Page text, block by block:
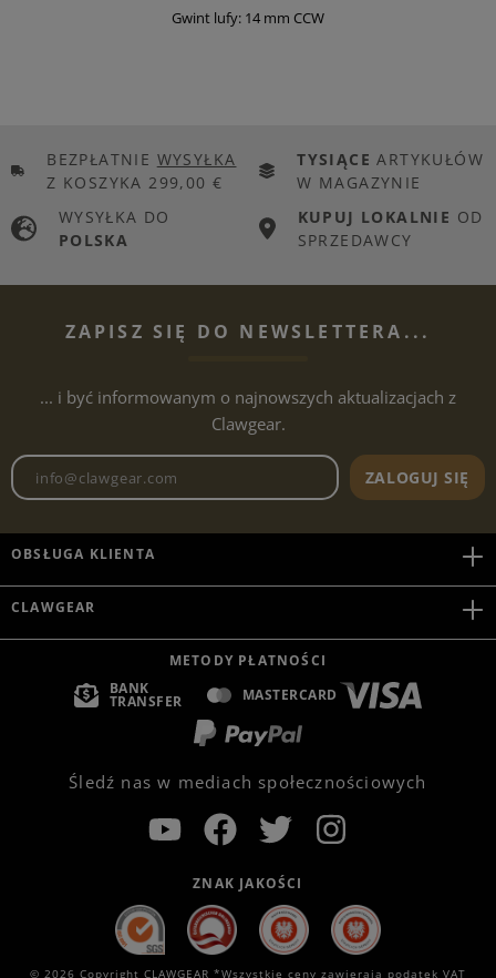
Gwint lufy: 14 mm CCW
BEZPŁATNIE WYSYŁKA
Z KOSZYKA 299,00 €
TYSIĄCE ARTYKUŁÓW
W MAGAZYNIE
WYSYŁKA DO
POLSKA
KUPUJ LOKALNIE OD
SPRZEDAWCY
ZAPISZ SIĘ DO NEWSLETTERA...
... i być informowanym o najnowszych aktualizacjach z
Clawgear.
Adres e-mailowy biuletynu
ZALOGUJ SIĘ
OBSŁUGA KLIENTA
CLAWGEAR
METODY PŁATNOŚCI
BANK
TRANSFER MASTERCARD
Śledź nas w mediach społecznościowych
ZNAK JAKOŚCI
© 2026 Copyright CLAWGEAR *Wszystkie ceny zawierają podatek VAT